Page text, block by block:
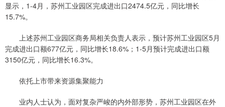
显示，1-4月，苏州工业园区完成进出口2474.5亿元，同比增长
15.7%。
上述苏州工业园区商务局相关负责人表示，预计苏州工业园区5月
完成进出口额677亿元，同比增长18.6%；1-5月预计完成进出口额
3150亿元，同比增长16.3%。
依托上市带来资源集聚能力
业内人士认为，面对复杂严峻的内外部形势，苏州工业园区在外